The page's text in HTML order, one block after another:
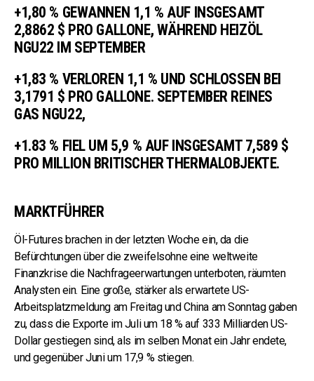
+1,80 % GEWANNEN 1,1 % AUF INSGESAMT
2,8862 $ PRO GALLONE, WÄHREND HEIZÖL
NGU22 IM SEPTEMBER
+1,83 % VERLOREN 1,1 % UND SCHLOSSEN BEI
3,1791 $ PRO GALLONE. SEPTEMBER REINES
GAS NGU22,
+1.83 % FIEL UM 5,9 % AUF INSGESAMT 7,589 $
PRO MILLION BRITISCHER THERMALOBJEKTE.
MARKTFÜHRER
Öl-Futures brachen in der letzten Woche ein, da die
Befürchtungen über die zweifelsohne eine weltweite
Finanzkrise die Nachfrageerwartungen unterboten, räumten
Analysten ein. Eine große, stärker als erwartete US-
Arbeitsplatzmeldung am Freitag und China am Sonntag gaben
zu, dass die Exporte im Juli um 18 % auf 333 Milliarden US-
Dollar gestiegen sind, als im selben Monat ein Jahr endete,
und gegenüber Juni um 17,9 % stiegen.